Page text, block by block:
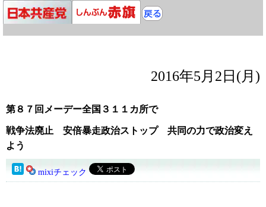
2016年5月2日(月)
第８７回メーデー全国３１１カ所で
戦争法廃止 安倍暴走政治ストップ 共同の力で政治変え
よう
mixiチェック